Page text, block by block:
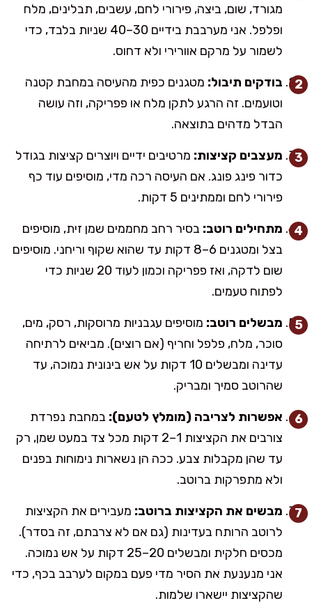
מגורד, שום, ביצה, פירורי לחם, עשבים, תבלינים, מלח
ופלפל. אני מערבבת בידיים 30–40 שניות בלבד, כדי
לשמור על מרקם אוורירי ולא דחוס.
בודקים תיבול: מטגנים כפית מהעיסה במחבת קטנה
וטועמים. זה הרגע לתקן מלח או פפריקה, וזה עושה
הבדל מדהים בתוצאה.
מעצבים קציצות: מרטיבים ידיים ויוצרים קציצות בגודל
כדור פינג פונג. אם העיסה רכה מדי, מוסיפים עוד כף
פירורי לחם וממתינים 5 דקות.
מתחילים רוטב: בסיר רחב מחממים שמן זית, מוסיפים
בצל ומטגנים 6–8 דקות עד שהוא שקוף וריחני. מוסיפים
שום לדקה, ואז פפריקה וכמון לעוד 20 שניות כדי
לפתוח טעמים.
מבשלים רוטב: מוסיפים עגבניות מרוסקות, רסק, מים,
סוכר, מלח, פלפל וחריף (אם רוצים). מביאים לרתיחה
עדינה ומבשלים 10 דקות על אש בינונית נמוכה, עד
שהרוטב סמיך ומבריק.
אפשרות לצריבה (מומלץ לטעם): במחבת נפרדת
צורבים את הקציצות 1–2 דקות מכל צד במעט שמן, רק
עד שהן מקבלות צבע. ככה הן נשארות נימוחות בפנים
ולא מתפרקות ברוטב.
מבשים את הקציצות ברוטב: מעבירים את הקציצות
לרוטב הרותח בעדינות (גם אם לא צרבתם, זה בסדר).
מכסים חלקית ומבשלים 20–25 דקות על אש נמוכה.
אני מנענעת את הסיר מדי פעם במקום לערבב בכף, כדי
שהקציצות יישארו שלמות.